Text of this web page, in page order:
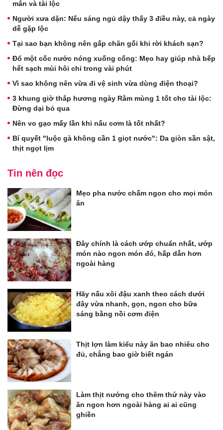
mắn và tài lộc
Người xưa dặn: Nếu sáng ngủ dậy thấy 3 điều này, cả ngày
dễ gặp lộc
Tại sao bạn không nên gấp chăn gối khi rời khách sạn?
Đổ một cốc nước nóng xuống cống: Mẹo hay giúp nhà bếp
hết sạch mùi hôi chỉ trong vài phút
Vì sao không nên vừa đi vệ sinh vừa dùng điện thoại?
3 khung giờ thắp hương ngày Rằm mùng 1 tốt cho tài lộc:
Đừng dại bỏ qua
Nên vo gạo mấy lần khi nấu cơm là tốt nhất?
Bí quyết "luộc gà không cần 1 giọt nước": Da giòn sần sật,
thịt ngọt lịm
Tin nên đọc
Mẹo pha nước chấm ngon cho mọi món
ăn
Đây chính là cách ướp chuẩn nhất, ướp
món nào ngon món đó, hấp dẫn hơn
ngoài hàng
Hãy nấu xôi đậu xanh theo cách dưới
đây vừa nhanh, gọn, ngon cho bữa
sáng bằng nồi cơm điện
Thịt lợn làm kiểu này ăn bao nhiêu cho
đủ, chẳng bao giờ biết ngán
Làm thịt nướng cho thêm thứ này vào
ăn ngon hơn ngoài hàng ai ai cũng
ghiền